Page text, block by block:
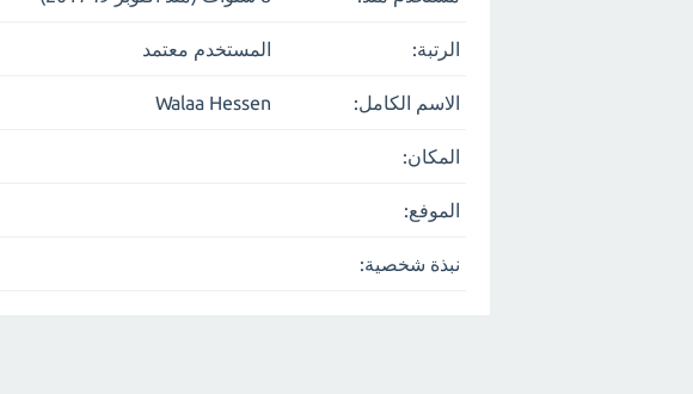
الرتبة: المستخدم معتمد
الاسم الكامل: Walaa Hessen
المكان:
الموفع:
نبذة شخصية: